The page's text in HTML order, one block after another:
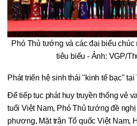
Phó Thủ tướng và các đại biểu
tiêu biểu - Ảnh: VGP/
Phát triển hệ sinh thái "kinh tế bạc" tại
Để tiếp tục phát huy truyền thống vẻ
tuổi Việt Nam, Phó Thủ tướng đề
phương, Mặt trận Tổ quốc Việt Nam,